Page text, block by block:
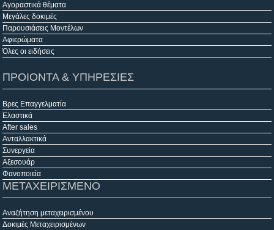
Αγοραστικά θέματα
Μεγάλες δοκιμές
Παρουσιάσεις Μοντέλων
Αφιερώματα
Όλες οι ειδήσεις
ΠΡΟΙΟΝΤΑ & ΥΠΗΡΕΣΙΕΣ
Βρες Επαγγελματία
Ελαστικά
After sales
Ανταλλακτικά
Συνεργεία
Αξεσουάρ
Φανοποιεία
ΜΕΤΑΧΕΙΡΙΣΜΕΝΟ
Αναζήτηση μεταχειρισμένου
Δοκιμές Μεταχειρισμένων